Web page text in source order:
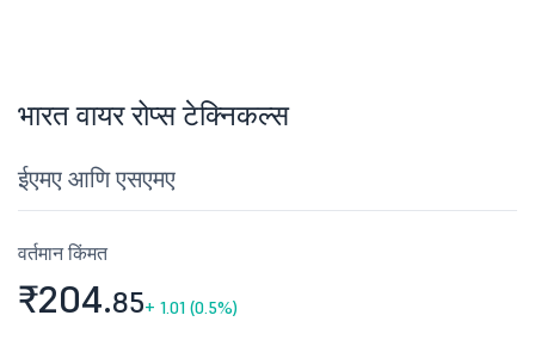
भारत वायर रोप्स टेक्निकल्स
ईएमए आणि एसएमए
वर्तमान किंमत
₹204.85+ 1.01 (0.5%)